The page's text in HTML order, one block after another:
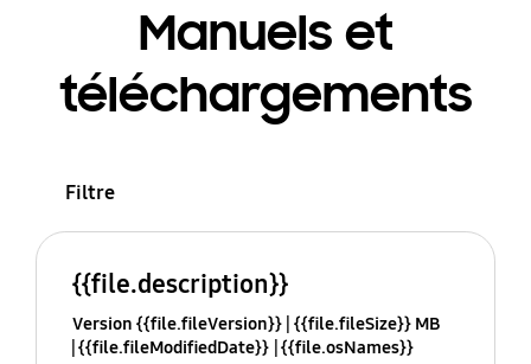
Manuels et
téléchargements
Filtre
{{file.description}}
Version {{file.fileVersion}} {{file.fileSize}} MB
{{file.fileModifiedDate}} {{file.osNames}}